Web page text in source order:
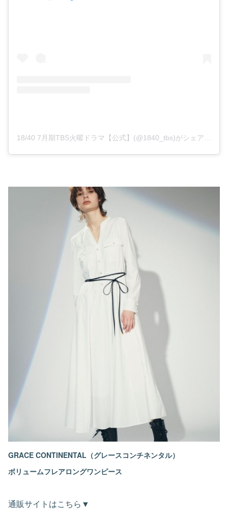
18/40 7月期TBS火曜ドラマ【公式】(@1840_tbs)がシェアした投稿
GRACE CONTINENTAL（グレースコンチネンタル）
ボリュームフレアロングワンピース
通販サイトはこちら▼